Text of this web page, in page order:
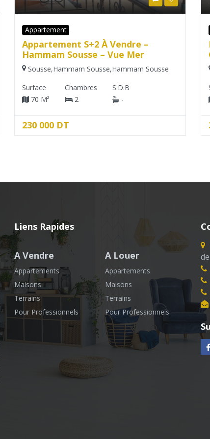
Bureau Et Local...
Bureau À Vendre Au Cœur Du
Centre-Ville – Direct Promoteur
Sousse,Sousse Ville,Sousse
Surface
80 M²
Chambres
2
S.D.B
-
300 000 DT
Liens Rapides
A Vendre
Appartements
Maisons
Terrains
Pour Professionnels
A Louer
Appartements
Maisons
Terrains
Pour Professionnels